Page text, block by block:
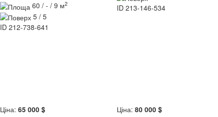
60 / - / 9 м2
5 / 5
ID 212-738-641
ID 213-146-534
Ціна: 65 000 $ Ціна: 80 000 $